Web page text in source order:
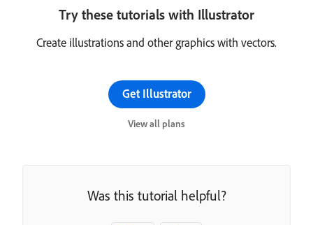
Try these tutorials with Illustrator
Create illustrations and other graphics with vectors.
Get Illustrator
View all plans
Was this tutorial helpful?